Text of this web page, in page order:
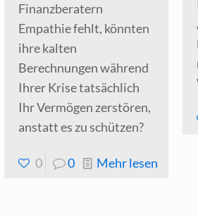
Finanzberatern
Empathie fehlt, könnten
ihre kalten
Berechnungen während
Ihrer Krise tatsächlich
Ihr Vermögen zerstören,
anstatt es zu schützen?
0 0 Mehr lesen-